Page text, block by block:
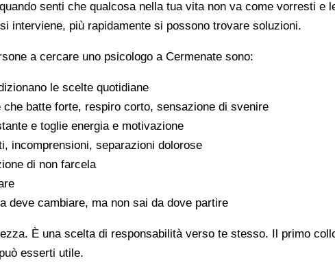
senti che qualcosa nella tua vita non va come vorresti e
interviene, più rapidamente si possono trovare soluzioni.
a cercare uno psicologo a Cermenate sono:
le scelte quotidiane
batte forte, respiro corto, sensazione di svenire
e toglie energia e motivazione
incomprensioni, separazioni dolorose
di non farcela
deve cambiare, ma non sai da dove partire
È una scelta di responsabilità verso te stesso. Il primo
esserti utile.